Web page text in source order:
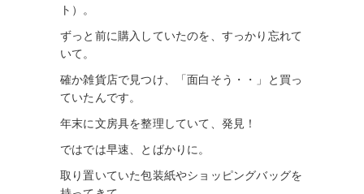
ト）。
ずっと前に購入していたのを、すっかり忘れて
いて。
確か雑貨店で見つけ、「面白そう・・」と買っ
ていたんです。
年末に文房具を整理していて、発見！
ではでは早速、とばかりに。
取り置いていた包装紙やショッピングバッグを